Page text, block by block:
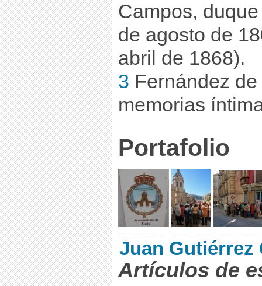
Campos,
de agosto de
abril de 1868).
3 Fernández
memorias
Portafolio
Juan Gutiérrez
Artículos de